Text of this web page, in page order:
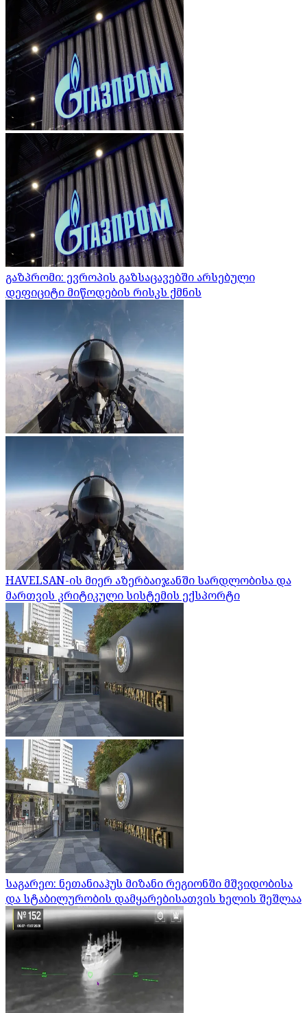
გაზპრომი: ევროპის გაზსაცავებში არსებული
დეფიციტი მიწოდების რისკს ქმნის
HAVELSAN-ის მიერ აზერბაიჯანში სარდლობისა და
მართვის კრიტიკული სისტემის ექსპორტი
საგარეო: ნეთანიაჰუს მიზანი რეგიონში მშვიდობისა
და სტაბილურობის დამყარებისათვის ხელის შეშლაა